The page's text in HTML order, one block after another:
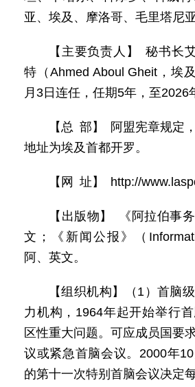
亚、埃及、摩洛哥、毛里塔尼
【主要负责人】 秘书长
特（Ahmed Aboul Gheit，埃
月3日连任，任期5年，至2026
【总 部】 阿盟宪章规定
地址为埃及首都开罗。
【网 址】 http://
【出版物】 《阿拉伯事
文；《新闻公报》（
阿、英文。
【组织机构】（1）首脑
力机构，1964年起开始举行
区性重大问题。可应成员国要
议或紧急首脑会议。2000年
的第十一次特别首脑会议决定